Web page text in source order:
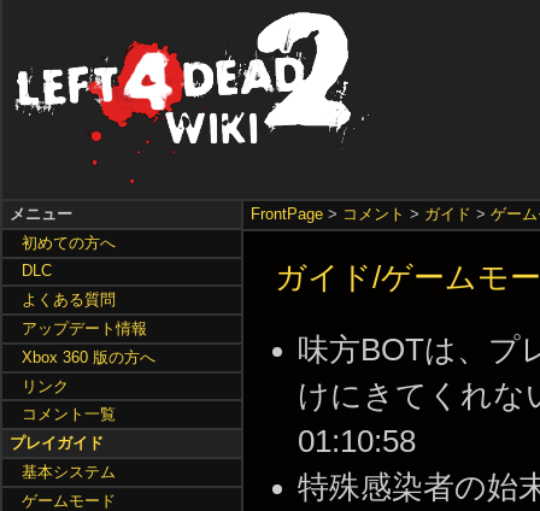
FrontPage > コメント > ガイド >ゲー
ガイド/ゲームモ
味方BOTは、プ
けにきてくれな
01:10:58
特殊感染者の始
メニュー
初めての方へ
DLC
よくある質問
アップデート情報
Xbox 360 版の方へ
リンク
コメント一覧
プレイガイド
基本システム
ゲームモード